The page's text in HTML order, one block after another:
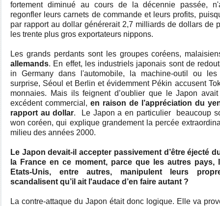
fortement diminué au cours de la décennie passée,
regonfler leurs carnets de commande et leurs profits,
par rapport au dollar générerait 2,7 milliards de dollars de
les trente plus gros exportateurs nippons.
Les grands perdants sont les groupes coréens,
allemands. En effet, les industriels japonais sont de
in Germany dans l'automobile, la machine-outil ou
surprise, Séoul et Berlin et évidemment Pékin accusent
monnaies. Mais ils feignent d’oublier que le Japon
excédent commercial, en raison de l’appréciation du
rapport au dollar. Le Japon a en particulier
beaucoup
won coréen, qui explique grandement la percée
milieu des années 2000.
Le Japon devait-il accepter passivement d’être éjecté
la France en ce moment, parce que les autres
Etats-Unis, entre autres, manipulent leurs
scandalisent qu’il ait l'audace d’en faire autant ?
La contre-attaque du Japon était donc logique. Elle va